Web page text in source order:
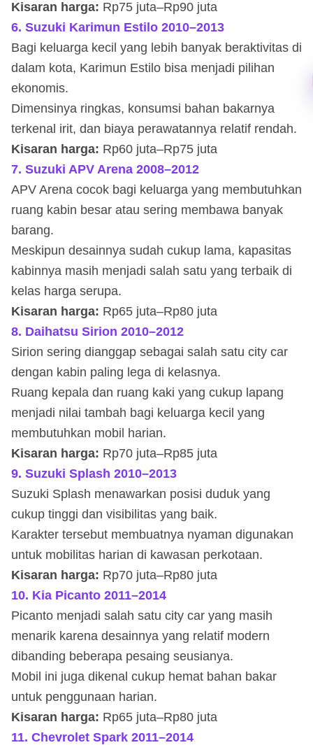
Kisaran harga: Rp75 juta–Rp90 juta
6. Suzuki Karimun Estilo 2010–2013
Bagi keluarga kecil yang lebih banyak beraktivitas di
dalam kota, Karimun Estilo bisa menjadi pilihan
ekonomis.
Dimensinya ringkas, konsumsi bahan bakarnya
terkenal irit, dan biaya perawatannya relatif rendah.
Kisaran harga: Rp60 juta–Rp75 juta
7. Suzuki APV Arena 2008–2012
APV Arena cocok bagi keluarga yang membutuhkan
ruang kabin besar atau sering membawa banyak
barang.
Meskipun desainnya sudah cukup lama, kapasitas
kabinnya masih menjadi salah satu yang terbaik di
kelas harga serupa.
Kisaran harga: Rp65 juta–Rp80 juta
8. Daihatsu Sirion 2010–2012
Sirion sering dianggap sebagai salah satu city car
dengan kabin paling lega di kelasnya.
Ruang kepala dan ruang kaki yang cukup lapang
menjadi nilai tambah bagi keluarga kecil yang
membutuhkan mobil harian.
Kisaran harga: Rp70 juta–Rp85 juta
9. Suzuki Splash 2010–2013
Suzuki Splash menawarkan posisi duduk yang
cukup tinggi dan visibilitas yang baik.
Karakter tersebut membuatnya nyaman digunakan
untuk mobilitas harian di kawasan perkotaan.
Kisaran harga: Rp70 juta–Rp80 juta
10. Kia Picanto 2011–2014
Picanto menjadi salah satu city car yang masih
menarik karena desainnya yang relatif modern
dibanding beberapa pesaing seusianya.
Mobil ini juga dikenal cukup hemat bahan bakar
untuk penggunaan harian.
Kisaran harga: Rp65 juta–Rp80 juta
11. Chevrolet Spark 2011–2014